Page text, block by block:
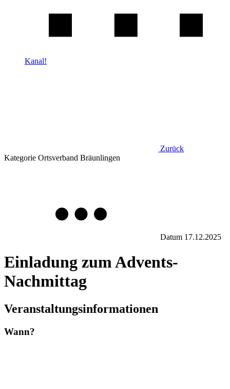
Kanal!
Zurück
Kategorie Ortsverband Bräunlingen
Datum 17.12.2025
Einladung zum Advents-
Nachmittag
Veranstaltungsinformationen
Wann?